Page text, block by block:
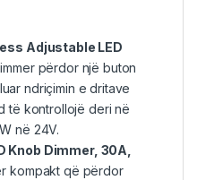
Adjustable LED
përdor një buton
ndriçimin e dritave
të kontrollojë deri në
në 24V.
Knob Dimmer, 30A,
kompakt që përdor